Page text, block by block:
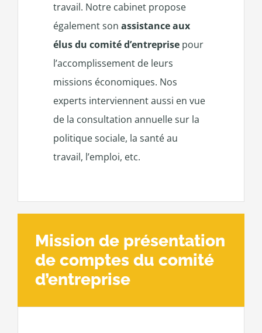
travail. Notre cabinet propose
également son assistance aux
élus du comité d’entreprise pour
l’accomplissement de leurs
missions économiques. Nos
experts interviennent aussi en vue
de la consultation annuelle sur la
politique sociale, la santé au
travail, l’emploi, etc.
Mission de présentation
de comptes du comité
d’entreprise